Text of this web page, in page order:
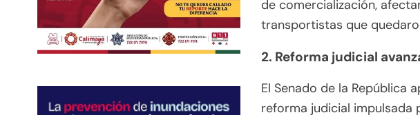
de comercialización,
transportistas que
2. Reforma judicial
El Senado de la República
reforma judicial impulsada